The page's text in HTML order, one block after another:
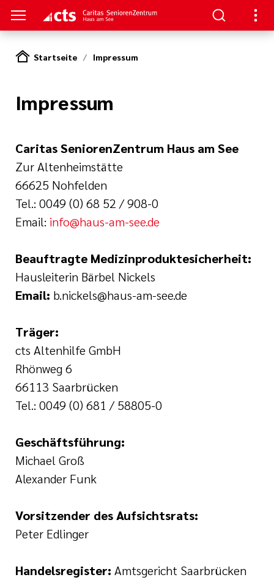
Arbeit
der cts
II
Pflege
Preislisten
Startseite Impressum
Impressum
Caritas SeniorenZentrum Haus am See
Zur Altenheimstätte
66625 Nohfelden
Tel.: 0049 (0) 68 52 / 908-0
Email: info@haus-am-see.de
Beauftragte Medizinproduktesicherheit:
Hausleiterin Bärbel Nickels
Email: b.nickels@haus-am-see.de
Träger:
cts Altenhilfe GmbH
Rhönweg 6
66113 Saarbrücken
Tel.: 0049 (0) 681 / 58805-0
Geschäftsführung:
Michael Groß
Alexander Funk
Vorsitzender des Aufsichtsrats:
Peter Edlinger
Handelsregister: Amtsgericht Saarbrücken